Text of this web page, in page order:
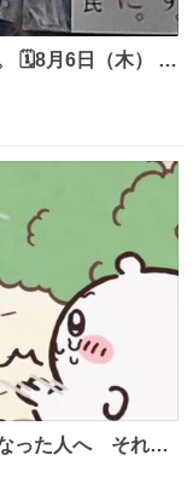
🗓️8月6日（木） ⏰
側、観光船乗り場
かに立ちます。お
った人へ それで
『映画